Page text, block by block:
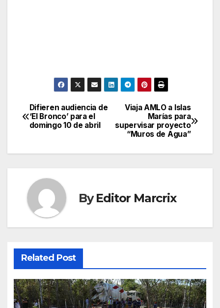
Post
navigation
Viaja AMLO a Islas
Marías para
supervisar proyecto
“Muros de Agua”
Difieren audiencia de
‘El Bronco’ para el
domingo 10 de abril
ByEditor Marcrix
Related Post